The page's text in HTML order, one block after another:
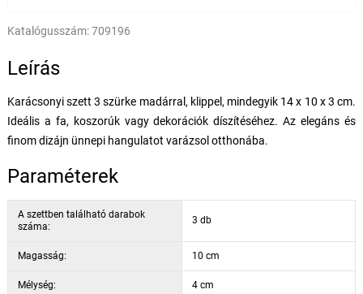
Katalógusszám:709196
Leírás
Karácsonyi szett 3 szürke madárral, klippel, mindegyik 14 x 10 x 3 cm.
Ideális a fa, koszorúk vagy dekorációk díszítéséhez. Az elegáns és
finom dizájn ünnepi hangulatot varázsol otthonába.
Paraméterek
A szettben található darabok
száma:
3 db
Magasság: 10 cm
Mélység: 4 cm